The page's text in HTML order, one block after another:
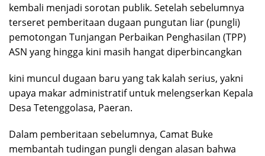
kembali menjadi sorotan publik. Setelah sebelumnya
terseret pemberitaan dugaan pungutan liar (pungli)
pemotongan Tunjangan Perbaikan Penghasilan (TPP)
ASN yang hingga kini masih hangat diperbincangkan
kini muncul dugaan baru yang tak kalah serius, yakni
upaya makar administratif untuk melengserkan Kepala
Desa Tetenggolasa, Paeran.
Dalam pemberitaan sebelumnya, Camat Buke
membantah tudingan pungli dengan alasan bahwa